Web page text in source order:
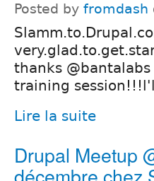
Posted by fromdash
thanks
training
Lire la suite
Drupal Meetup